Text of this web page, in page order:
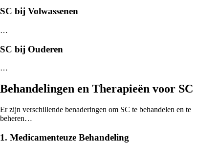
SC bij Volwassenen
…
SC bij Ouderen
…
Behandelingen en Therapieën voor SC
Er zijn verschillende benaderingen om SC te behandelen en te
beheren…
1. Medicamenteuze Behandeling